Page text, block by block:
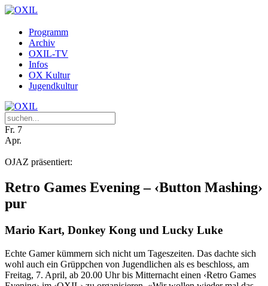
Programm
Archiv
OXIL-TV
Infos
OX Kultur
Jugendkultur
Fr. 7
Apr.
OJAZ präsentiert:
Retro Games Evening – ‹Button Mashing›
pur
Mario Kart, Donkey Kong und Lucky Luke
Echte Gamer kümmern sich nicht um Tageszeiten. Das dachte sich
wohl auch ein Grüppchen von Jugendlichen als es beschloss, am
Freitag, 7. April, ab 20.00 Uhr bis Mitternacht einen ‹Retro Games